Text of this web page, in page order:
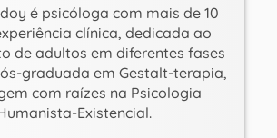
é psicóloga com mais de 10
clínica, dedicada ao
de adultos em diferentes fases
graduada em Gestalt-terapia,
com raízes na Psicologia
Existencial.